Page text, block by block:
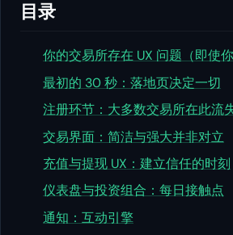
目录
你的交易所存在 UX 问题（即使
最初的 30 秒：落地页决定一切
注册环节：大多数交易所在此流
交易界面：简洁与强大并非对立
充值与提现 UX：建立信任的时刻
仪表盘与投资组合：每日接触点
通知：互动引擎